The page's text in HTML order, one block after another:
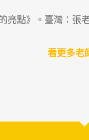
亮點》。臺灣：張
看更多老